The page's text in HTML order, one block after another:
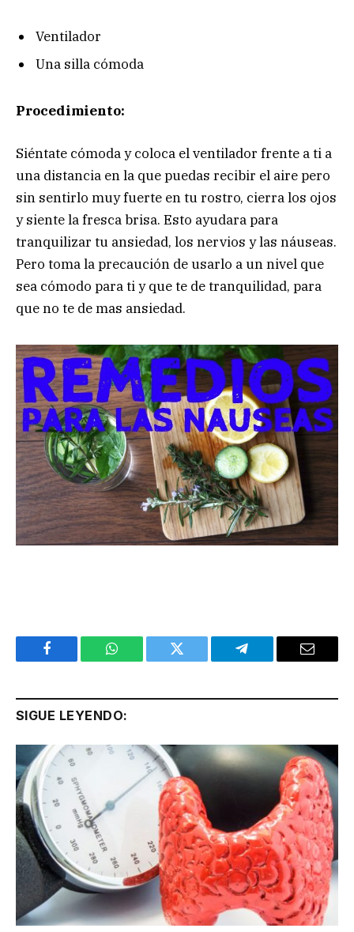
Ventilador
Una silla cómoda
Procedimiento:
Siéntate cómoda y coloca el ventilador frente a ti a
una distancia en la que puedas recibir el aire pero
sin sentirlo muy fuerte en tu rostro, cierra los ojos
y siente la fresca brisa. Esto ayudara para
tranquilizar tu ansiedad, los nervios y las náuseas.
Pero toma la precaución de usarlo a un nivel que
sea cómodo para ti y que te de tranquilidad, para
que no te de mas ansiedad.
Facebook WhatsApp Twitter Telegram Email
SIGUE LEYENDO: